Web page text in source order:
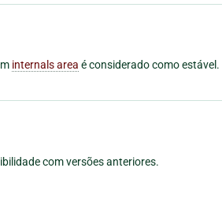
internals area é considerado como estável.
com versões anteriores.